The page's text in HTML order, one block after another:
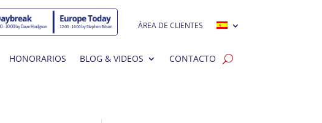
ÁREA DE CLIENTES
HONORARIOS BLOG & VIDEOS CONTACTO